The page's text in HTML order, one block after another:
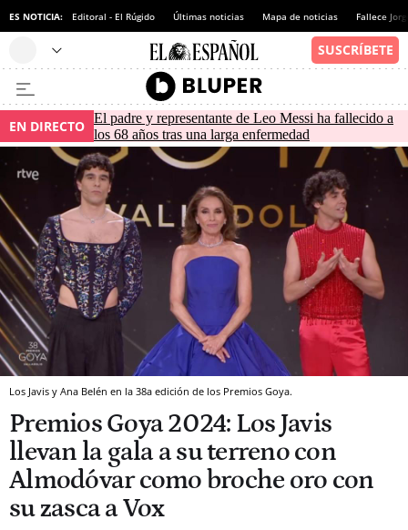
ES NOTICIA: Editoral - El Rúgido Últimas noticias Mapa de noticias Fallece
EN DIRECTO El padre y representante de Leo Messi ha fallecido a
los 68 años tras una larga enfermedad
Los Javis y Ana Belén en la 38a edición de los Premios Goya.
Premios Goya 2024: Los Javis
llevan la gala a su terreno con
Almodóvar como broche oro con
su zasca a Vox